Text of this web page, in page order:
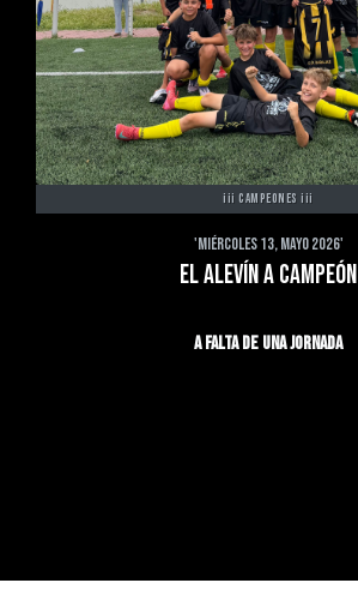
¡¡¡ CAMPEONES ¡¡¡
'MIÉRCOLES 13, MAYO 2026'
EL ALEVÍN A CAMPEÓN
A FALTA DE UNA JORNADA